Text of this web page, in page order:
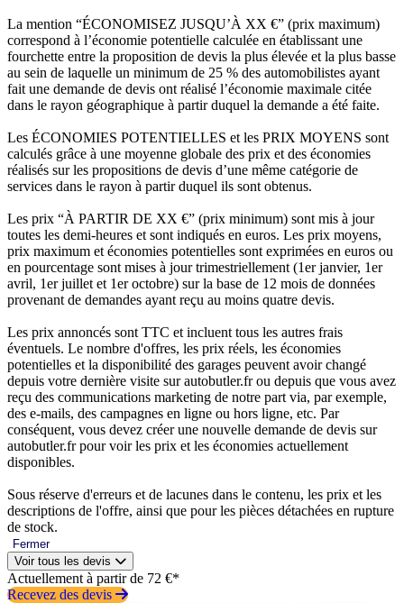
La mention “ÉCONOMISEZ JUSQU’À XX €” (prix maximum)
correspond à l’économie potentielle calculée en établissant une
fourchette entre la proposition de devis la plus élevée et la plus basse
au sein de laquelle un minimum de 25 % des automobilistes ayant
fait une demande de devis ont réalisé l’économie maximale citée
dans le rayon géographique à partir duquel la demande a été faite.
Les ÉCONOMIES POTENTIELLES et les PRIX MOYENS sont
calculés grâce à une moyenne globale des prix et des économies
réalisés sur les propositions de devis d’une même catégorie de
services dans le rayon à partir duquel ils sont obtenus.
Les prix “À PARTIR DE XX €” (prix minimum) sont mis à jour
toutes les demi-heures et sont indiqués en euros. Les prix moyens,
prix maximum et économies potentielles sont exprimées en euros ou
en pourcentage sont mises à jour trimestriellement (1er janvier, 1er
avril, 1er juillet et 1er octobre) sur la base de 12 mois de données
provenant de demandes ayant reçu au moins quatre devis.
Les prix annoncés sont TTC et incluent tous les autres frais
éventuels. Le nombre d'offres, les prix réels, les économies
potentielles et la disponibilité des garages peuvent avoir changé
depuis votre dernière visite sur autobutler.fr ou depuis que vous avez
reçu des communications marketing de notre part via, par exemple,
des e-mails, des campagnes en ligne ou hors ligne, etc. Par
conséquent, vous devez créer une nouvelle demande de devis sur
autobutler.fr pour voir les prix et les économies actuellement
disponibles.
Sous réserve d'erreurs et de lacunes dans le contenu, les prix et les
descriptions de l'offre, ainsi que pour les pièces détachées en rupture
de stock.
Fermer
Voir tous les devis
Actuellement à partir de 72 €*
Recevez des devis